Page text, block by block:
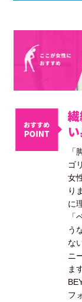
い
ゴ
女
り
に
う
な
ニ
ま
フ